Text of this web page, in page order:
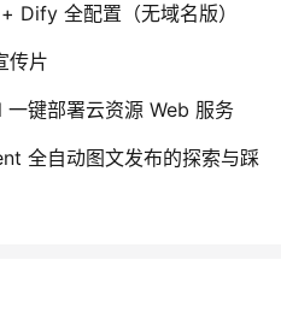
Dify 全配置（无域名版）
传片
键部署云资源 Web 服务
全自动图文发布的探索与踩